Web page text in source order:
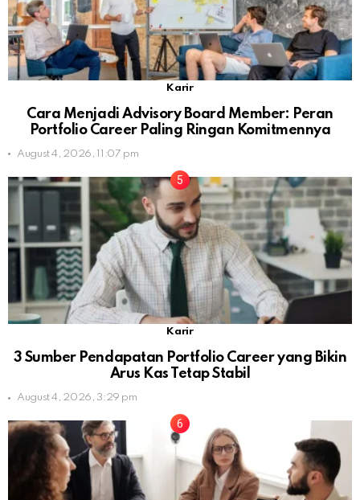
Karir
Cara Menjadi Advisory Board Member: Peran
Portfolio Career Paling Ringan Komitmennya
August 4, 2026, 11:07 pm
Karir
3 Sumber Pendapatan Portfolio Career yang Bikin
Arus Kas Tetap Stabil
August 4, 2026, 3:29 pm